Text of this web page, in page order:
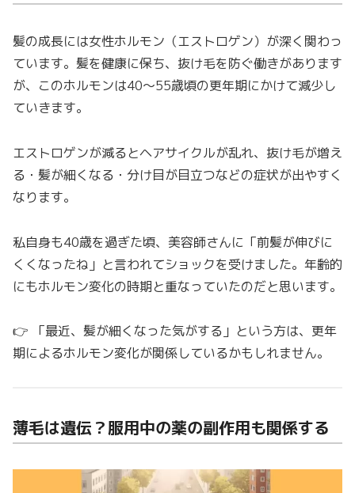
髪の成長には女性ホルモン（エストロゲン）が深く関わっ
ています。髪を健康に保ち、抜け毛を防ぐ働きがあります
が、このホルモンは40〜55歳頃の更年期にかけて減少し
ていきます。
エストロゲンが減るとヘアサイクルが乱れ、抜け毛が増え
る・髪が細くなる・分け目が目立つなどの症状が出やすく
なります。
私自身も40歳を過ぎた頃、美容師さんに「前髪が伸びに
くくなったね」と言われてショックを受けました。年齢的
にもホルモン変化の時期と重なっていたのだと思います。
👉 「最近、髪が細くなった気がする」という方は、更年
期によるホルモン変化が関係しているかもしれません。
薄毛は遺伝？服用中の薬の副作用も関係する